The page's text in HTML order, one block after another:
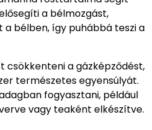
a bélmozgást,
a bélben, így puhábbá teszi a
a gázképződést,
természetes egyensúlyát.
fogyasztani, például
vagy teaként elkészítve.